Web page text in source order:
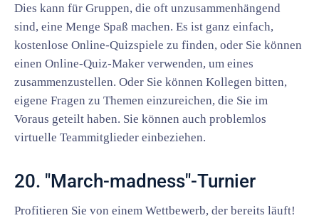
Dies kann für Gruppen, die oft unzusammenhängend
sind, eine Menge Spaß machen. Es ist ganz einfach,
kostenlose Online-Quizspiele zu finden, oder Sie können
einen Online-Quiz-Maker verwenden, um eines
zusammenzustellen. Oder Sie können Kollegen bitten,
eigene Fragen zu Themen einzureichen, die Sie im
Voraus geteilt haben. Sie können auch problemlos
virtuelle Teammitglieder einbeziehen.
20. "March-madness"-Turnier
Profitieren Sie von einem Wettbewerb, der bereits läuft!